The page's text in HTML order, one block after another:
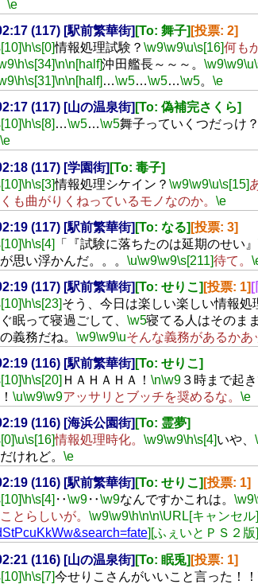
\e
(117) [駅前繁華街] [To: 舞子] [投票: 2]
\h\s[0]情報処理試験？ \w9\w9\u\s[16]何も
\h\s[34]\n\n[half]沖田艦長～～～。 \w9\w9\u
\h\s[31]\n\n[half] …\w5…\w5…\w5。 \e
(117) [山の温泉街] [To: 偽補完さくら]
\h\s[8] …\w5…\w5舞子っていくつだっけ？
\e
(117) [学園街] [To: 毒子]
\h\s[3]情報処理シケイン？ \w9\w9\u\s[15]
も曲がりくねっているモノなのか。 \e
(117) [駅前繁華街] [To: なる] [投票: 3]
\h\s[4] 「『試験に落ちたのは延期のせい』
思い浮かんだ。。。 \u\w9\w9\s[211]待て。
(117) [駅前繁華街] [To: せりこ] [投票: 1]
\h\s[23]そう、今日は楽しい楽しい情報処
眠って寝過ごして、 \w5寝てる人はそのま
義務だね。 \w9\w9\uそんな義務があるかあ
(116) [駅前繁華街] [To: せりこ]
\h\s[20] ＨＡＨＡＨＡ！ \n\w9３時まで起
\u\w9\w9アッサリとブッチを奨めるな。 \e
(116) [海浜公園街] [To: 霊夢]
\u\s[16]情報処理時化。 \w9\w9\h\s[4]いや、
けれど。 \e
(116) [駅前繁華街] [To: せりこ] [投票: 1]
\h\s[4] ‥\w9‥\w9なんですかこれは。 \w9
とらしいが。 \w9\w9\h\n\n\URL[キャンセル][
][ふぇいとＰＳ２版]
(116) [山の温泉街] [To: 眠兎] [投票: 1]
\h\s[7]今せりこさんがいいこと言った！！